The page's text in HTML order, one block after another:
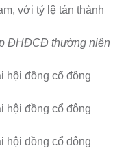
với tỷ lệ tán thành
ĐHĐCĐ thường niên